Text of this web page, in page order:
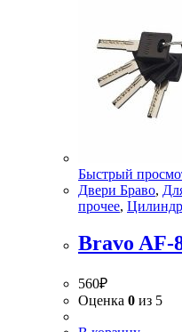
Быстрый
Двери Браво,
прочее,
Bravo AF-
560₽
Оценка 0 из 5